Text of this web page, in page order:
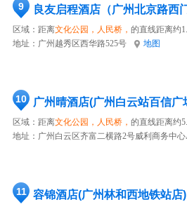
9 良友启程酒店（广州北京路西
区域：距离文化公园，人民桥， 的直线距离约
地址： 广州越秀区西华路525号 地图
10 广州晴酒店(广州白云站百信广
区域：距离文化公园，人民桥， 的直线距离约
地址： 广州白云区齐富二横路2号威利商务中
11 容锦酒店(广州林和西地铁站店)